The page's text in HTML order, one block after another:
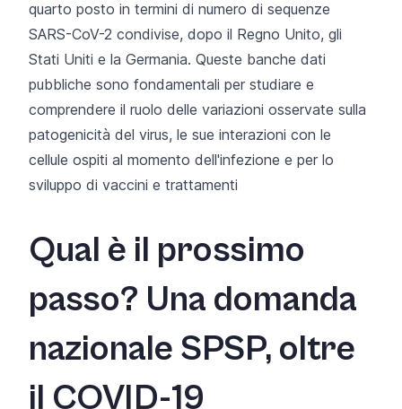
quarto posto in termini di numero di sequenze
SARS-CoV-2 condivise, dopo il Regno Unito, gli
Stati Uniti e la Germania. Queste banche dati
pubbliche sono fondamentali per studiare e
comprendere il ruolo delle variazioni osservate sulla
patogenicità del virus, le sue interazioni con le
cellule ospiti al momento dell'infezione e per lo
sviluppo di vaccini e trattamenti
Qual è il prossimo
passo? Una domanda
nazionale SPSP, oltre
il COVID-19